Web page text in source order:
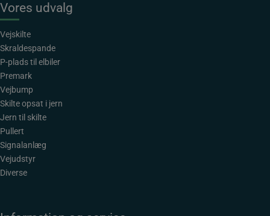
Vores udvalg
Vejskilte
Skraldespande
P-plads til elbiler
Premark
Vejbump
Skilte opsat i jern
Jern til skilte
Pullert
Signalanlæg
Vejudstyr
Diverse